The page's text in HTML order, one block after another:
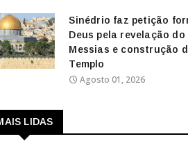
Sinédrio faz petição
Deus pela revelação do
Messias e construção
Templo
Agosto 01, 2026
LIDAS